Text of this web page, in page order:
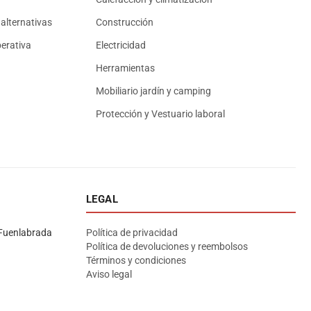
alternativas Construcción
Electricidad
Herramientas
Mobiliario jardín y camping
Protección y Vestuario laboral
LEGAL
Política de privacidad
Política de devoluciones y reembolsos
Términos y condiciones
Aviso legal
Asesor El Arroyo
En línea · responde en segundos
WhatsApp